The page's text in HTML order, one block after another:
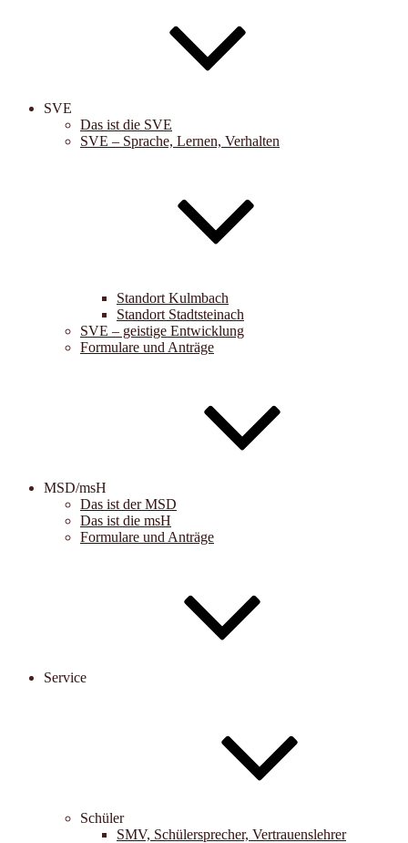
SVE
Das ist die SVE
SVE – Sprache, Lernen, Verhalten
Standort Kulmbach
Standort Stadtsteinach
SVE – geistige Entwicklung
Formulare und Anträge
MSD/msH
Das ist der MSD
Das ist die msH
Formulare und Anträge
Service
Schüler
SMV, Schülersprecher, Vertrauenslehrer